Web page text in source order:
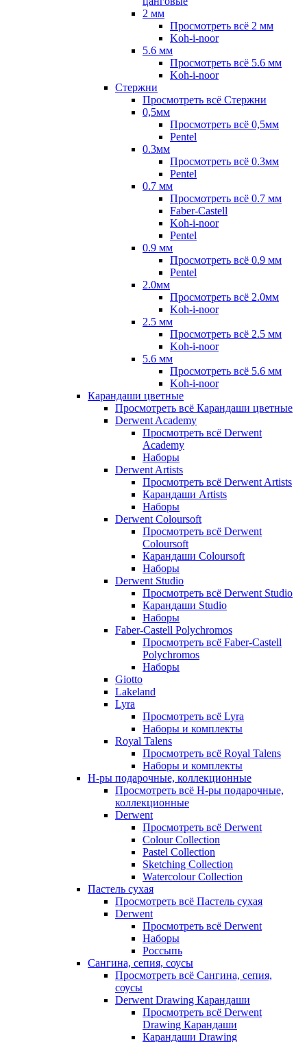
2 мм
Просмотреть всё 2 мм
Koh-i-noor
5.6 мм
Просмотреть всё 5.6 мм
Koh-i-noor
Стержни
Просмотреть всё Стержни
0,5мм
Просмотреть всё 0,5мм
Pentel
0.3мм
Просмотреть всё 0.3мм
Pentel
0.7 мм
Просмотреть всё 0.7 мм
Faber-Castell
Koh-i-noor
Pentel
0.9 мм
Просмотреть всё 0.9 мм
Pentel
2.0мм
Просмотреть всё 2.0мм
Koh-i-noor
2.5 мм
Просмотреть всё 2.5 мм
Koh-i-noor
5.6 мм
Просмотреть всё 5.6 мм
Koh-i-noor
Карандаши цветные
Просмотреть всё Карандаши цветные
Derwent Academy
Просмотреть всё Derwent
Academy
Наборы
Derwent Artists
Просмотреть всё Derwent Artists
Карандаши Artists
Наборы
Derwent Coloursoft
Просмотреть всё Derwent
Coloursoft
Карандаши Coloursoft
Наборы
Derwent Studio
Просмотреть всё Derwent Studio
Карандаши Studio
Наборы
Faber-Castell Polychromos
Просмотреть всё Faber-Castell
Polychromos
Наборы
Giotto
Lakeland
Lyra
Просмотреть всё Lyra
Наборы и комплекты
Royal Talens
Просмотреть всё Royal Talens
Наборы и комплекты
Н-ры подарочные, коллекционные
Просмотреть всё Н-ры подарочные,
коллекционные
Derwent
Просмотреть всё Derwent
Colour Collection
Pastel Collection
Sketching Collection
Watercolour Collection
Пастель сухая
Просмотреть всё Пастель сухая
Derwent
Просмотреть всё Derwent
Наборы
Россыпь
Сангина, сепия, соусы
Просмотреть всё Сангина, сепия,
соусы
Derwent Drawing Карандаши
Просмотреть всё Derwent
Drawing Карандаши
Карандаши Drawing